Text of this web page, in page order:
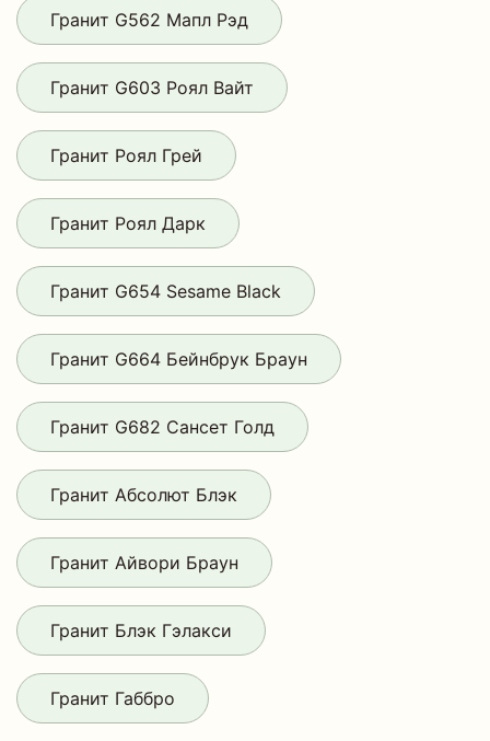
Гранит G562 Мапл Рэд
Гранит G603 Роял Вайт
Гранит Роял Грей
Гранит Роял Дарк
Гранит G654 Sesame Black
Гранит G664 Бейнбрук Браун
Гранит G682 Сансет Голд
Гранит Абсолют Блэк
Гранит Айвори Браун
Гранит Блэк Гэлакси
Гранит Габбро